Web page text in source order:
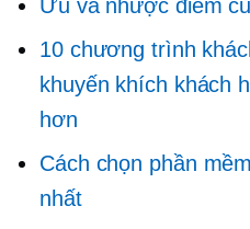
Ưu và nhược điểm
10 chương trình
khuyến khích khách
hơn
Cách chọn phần
nhất